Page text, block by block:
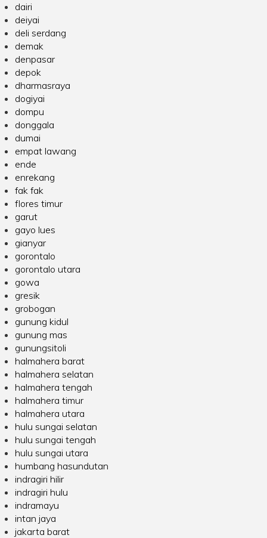
dairi
deiyai
deli serdang
demak
denpasar
depok
dharmasraya
dogiyai
dompu
donggala
dumai
empat lawang
ende
enrekang
fak fak
flores timur
garut
gayo lues
gianyar
gorontalo
gorontalo utara
gowa
gresik
grobogan
gunung kidul
gunung mas
gunungsitoli
halmahera barat
halmahera selatan
halmahera tengah
halmahera timur
halmahera utara
hulu sungai selatan
hulu sungai tengah
hulu sungai utara
humbang hasundutan
indragiri hilir
indragiri hulu
indramayu
intan jaya
jakarta barat